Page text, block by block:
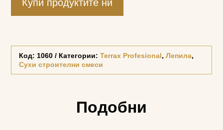
Купи продуктите ни
Код: 1060 Категории:Terrax Profesional,Лепила,
Сухи строителни смеси
Подобни